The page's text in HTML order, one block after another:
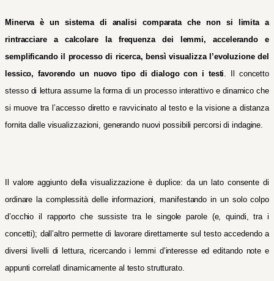
Minerva è un sistema di analisi comparata che non si limita a
rintracciare a calcolare la frequenza dei lemmi, accelerando e
semplificando il processo di ricerca, bensì visualizza l’evoluzione del
lessico, favorendo un nuovo tipo di dialogo con i testi. Il concetto
stesso di lettura assume la forma di un processo interattivo e dinamico che
si muove tra l’accesso diretto e ravvicinato al testo e la visione a distanza
fornita dalle visualizzazioni, generando nuovi possibili percorsi di indagine.
Il valore aggiunto della visualizzazione è duplice: da un lato consente di
ordinare la complessità delle informazioni, manifestando in un solo colpo
d’occhio il rapporto che sussiste tra le singole parole (e, quindi, tra i
concetti); dall’altro permette di lavorare direttamente sul testo accedendo a
diversi livelli di lettura, ricercando i lemmi d’interesse ed editando note e
appunti correlatI dinamicamente al testo strutturato.